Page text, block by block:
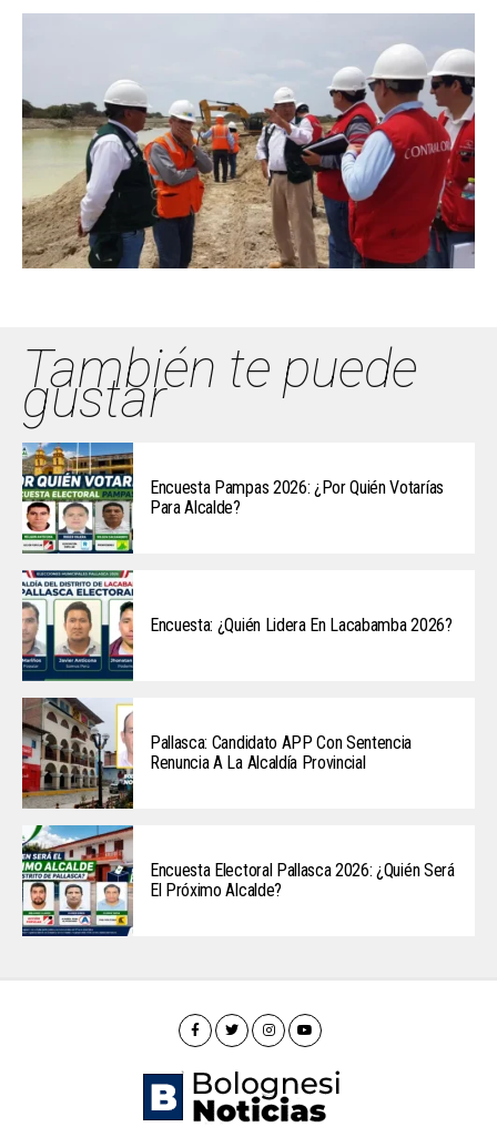
También te puede
gustar
Encuesta Pampas 2026: ¿Por Quién Votarías
Para Alcalde?
Encuesta: ¿Quién Lidera En Lacabamba 2026?
Pallasca: Candidato APP Con Sentencia
Renuncia A La Alcaldía Provincial
Encuesta Electoral Pallasca 2026: ¿Quién Será
El Próximo Alcalde?